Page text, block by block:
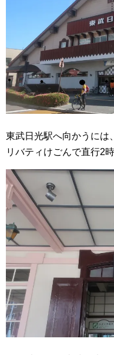
東武日光駅へ向かうには
リバティけごんで直行2